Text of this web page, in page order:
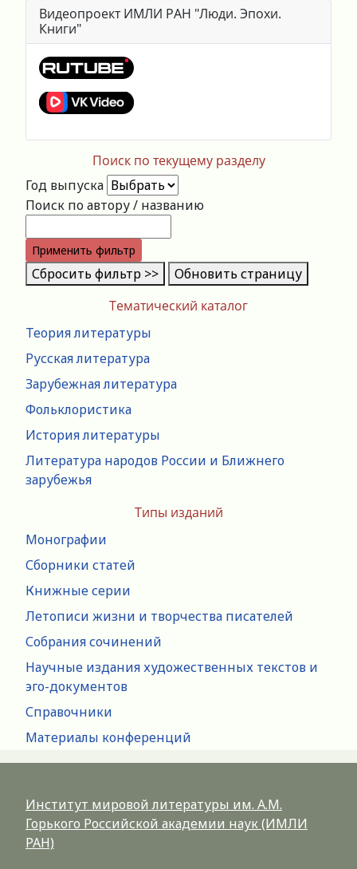
Тематический каталог
Теория литературы
Русская литература
Зарубежная литература
Фольклористика
История литературы
Литература народов России и Ближнего
зарубежья
Типы изданий
Монографии
Сборники статей
Книжные серии
Летописи жизни и творчества писателей
Собрания сочинений
Научные издания художественных текстов и
эго-документов
Справочники
Материалы конференций
Видеопроект ИМЛИ РАН "Люди. Эпохи.
Книги"
Поиск по текущему разделу
Год выпуска
Поиск по автору / названию
Применить фильтр
Сбросить фильтр >> Обновить страницу
Институт мировой литературы им. А.М.
Горького Российской академии наук (ИМЛИ
РАН)